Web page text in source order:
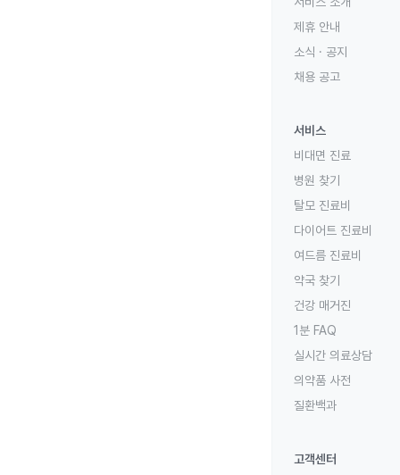
제휴 안내
소식 · 공지
채용 공고
서비스
비대면 진료
병원 찾기
탈모 진료비
다이어트 진료비
여드름 진료비
약국 찾기
건강 매거진
1분 FAQ
실시간 의료상담
의약품 사전
질환백과
고객센터